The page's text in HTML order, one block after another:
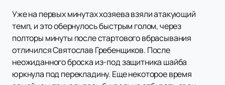
Уже на первых минутах хозяева взяли атакующий
темп, и это обернулось быстрым голом, через
полторы минуты после стартового вбрасывания
отличился Святослав Гребенщиков. После
неожиданного броска из-под защитника шайба
юркнула под перекладину. Еще некоторое время